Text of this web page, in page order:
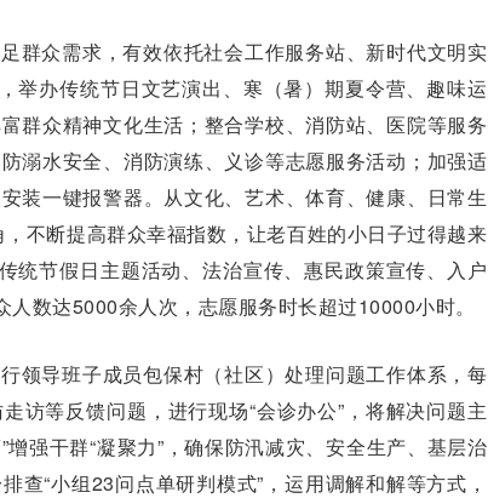
群众需求，有效依托社会工作服务站、新时代文明实
举办传统节日文艺演出、寒（暑）期夏令营、趣味运
群众精神文化生活；整合学校、消防站、医院等服务
溺水安全、消防演练、义诊等志愿服务活动；加强适
装一键报警器。从文化、艺术、体育、健康、日常生
不断提高群众幸福指数，让老百姓的小日子过得越来
统节假日主题活动、法治宣传、惠民政策宣传、入户
数达5000余人次，志愿服务时长超过10000小时。
领导班子成员包保村（社区）处理问题工作体系，每
访等反馈问题，进行现场“会诊办公”，将解决问题主
增强干群“凝聚力”，确保防汛减灾、安全生产、基层治
查“小组23问点单研判模式”，运用调解和解等方式，